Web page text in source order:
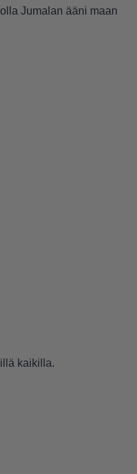
Jumalan ääni maan
kaikilla.